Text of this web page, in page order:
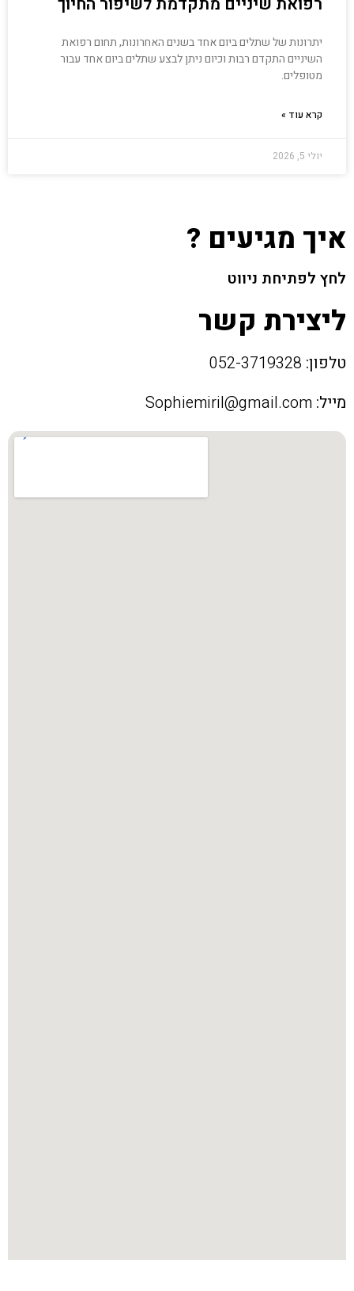
יתרונות של שתלים ביום אחד בשנים האחרונות, תחום רפואת
השיניים התקדם רבות וכיום ניתן לבצע שתלים ביום אחד עבור
מטופלים.
קרא עוד »
יולי 5, 2026
איך מגיעים ?
לחץ לפתיחת ניווט
ליצירת קשר
טלפון:
מייל: Sophiemiril@gmail.com